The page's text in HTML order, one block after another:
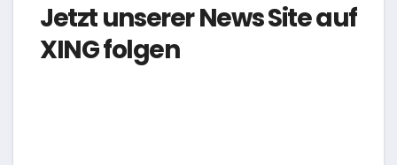
Jetzt unserer News Site auf
XING folgen